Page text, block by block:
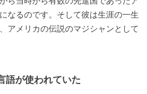
なるのです。そして彼は生涯の一生
アメリカの伝説のマジシャンとして
語が使われていた